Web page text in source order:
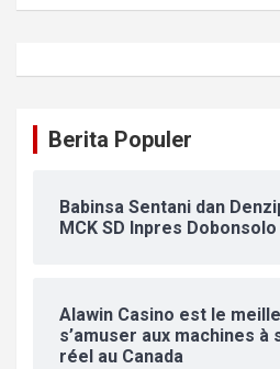
Berita Populer
Babinsa Sentani dan
MCK SD Inpres Dobonsolo
Alawin Casino est le
s’amuser aux machines à
réel au Canada